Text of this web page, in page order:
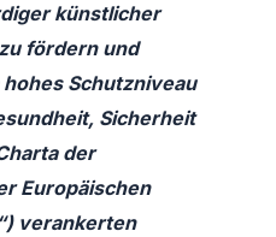
künstlicher
fördern und
Schutzniveau
Sicherheit
der
Europäischen
verankerten